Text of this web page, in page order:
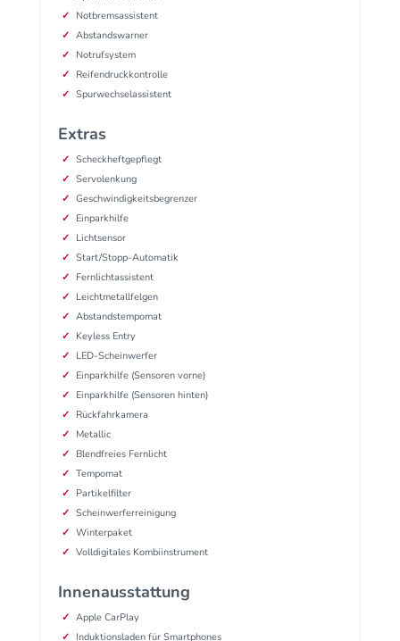
Notbremsassistent
Abstandswarner
Notrufsystem
Reifendruckkontrolle
Spurwechselassistent
Extras
Scheckheftgepflegt
Servolenkung
Geschwindigkeitsbegrenzer
Einparkhilfe
Lichtsensor
Start/Stopp-Automatik
Fernlichtassistent
Leichtmetallfelgen
Abstandstempomat
Keyless Entry
LED-Scheinwerfer
Einparkhilfe (Sensoren vorne)
Einparkhilfe (Sensoren hinten)
Rückfahrkamera
Metallic
Blendfreies Fernlicht
Tempomat
Partikelfilter
Scheinwerferreinigung
Winterpaket
Volldigitales Kombiinstrument
Innenausstattung
Apple CarPlay
Induktionsladen für Smartphones